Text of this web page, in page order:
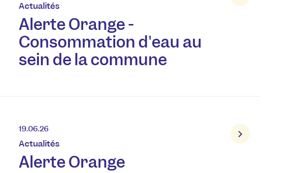
Actualités
Alerte Orange -
Consommation d'eau au
sein de la commune
19.06.26
Actualités
Alerte Orange